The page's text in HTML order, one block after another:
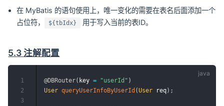
在 MyBatis 的语句使用上，唯一变化的需要在表名后面添加一个
占位符，
${tbIdx} 用于写入当前的表ID。
5.3 注解配置
@DBRouter( key = "userId" )
User queryUserInfoByUserId (User req) ;
1
2
3